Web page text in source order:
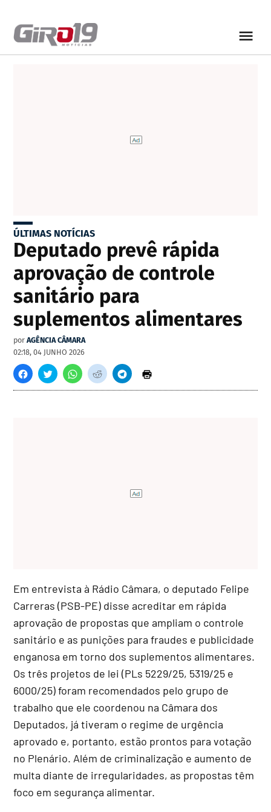
ÚLTIMAS NOTÍCIAS
Deputado prevê rápida
aprovação de controle
sanitário para
suplementos alimentares
por AGÊNCIA CÂMARA
02:18, 04 JUNHO 2026
Em entrevista à Rádio Câmara, o deputado Felipe
Carreras (PSB-PE) disse acreditar em rápida
aprovação de propostas que ampliam o controle
sanitário e as punições para fraudes e publicidade
enganosa em torno dos suplementos alimentares.
Os três projetos de lei (PLs 5229/25, 5319/25 e
6000/25) foram recomendados pelo grupo de
trabalho que ele coordenou na Câmara dos
Deputados, já tiveram o regime de urgência
aprovado e, portanto, estão prontos para votação
no Plenário. Além de criminalização e aumento de
multa diante de irregularidades, as propostas têm
foco em segurança alimentar.